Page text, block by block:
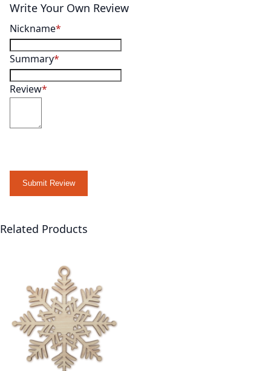
Write Your Own Review
Nickname
Summary
Review
Submit Review
Related Products